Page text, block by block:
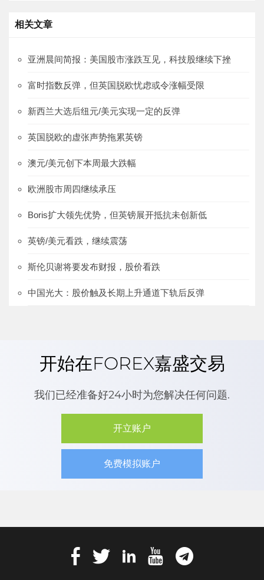
相关文章
亚洲晨间简报：美国股市涨跌互见，科技股继续下挫
富时指数反弹，但英国脱欧忧虑或令涨幅受限
新西兰大选后纽元/美元实现一定的反弹
英国脱欧的虚张声势拖累英镑
澳元/美元创下本周最大跌幅
欧洲股市周四继续承压
Boris扩大领先优势，但英镑展开抵抗未创新低
英镑/美元看跌，继续震荡
斯伦贝谢将要发布财报，股价看跌
中国光大：股价触及长期上升通道下轨后反弹
开始在FOREX嘉盛交易
我们已经准备好24小时为您解决任何问题.
开立账户
免费模拟账户